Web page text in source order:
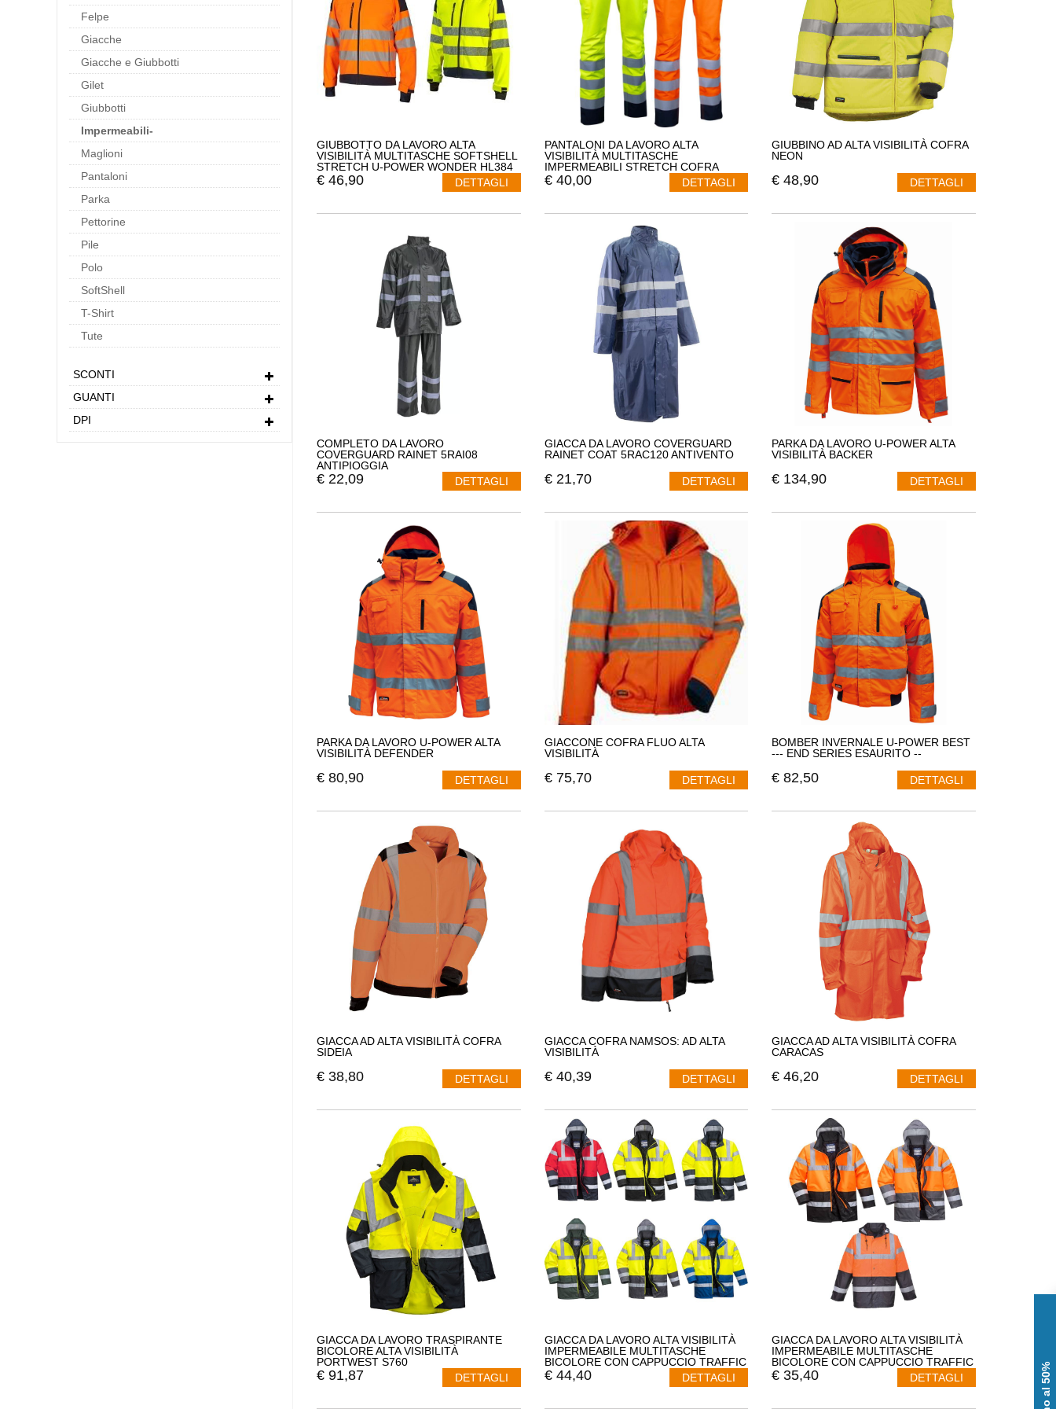
Felpe
Giacche
Giacche e Giubbotti
Gilet
Giubbotti
Impermeabili-
Maglioni
Pantaloni
Parka
Pettorine
Pile
Polo
SoftShell
T-Shirt
Tute
SCONTI
GUANTI
DPI
GIUBBOTTO DA LAVORO ALTA
VISIBILITÀ MULTITASCHE SOFTSHELL
STRETCH U-POWER WONDER HL384
€ 46,90 DETTAGLI
PANTALONI DA LAVORO ALTA
VISIBILITÀ MULTITASCHE
IMPERMEABILI STRETCH COFRA
ALUMBRES V636-0
€ 40,00 DETTAGLI
GIUBBINO AD ALTA VISIBILITÀ COFRA
NEON
€ 48,90 DETTAGLI
COMPLETO DA LAVORO
COVERGUARD RAINET 5RAI08
ANTIPIOGGIA
€ 22,09 DETTAGLI
GIACCA DA LAVORO COVERGUARD
RAINET COAT 5RAC120 ANTIVENTO
€ 21,70 DETTAGLI
PARKA DA LAVORO U-POWER ALTA
VISIBILITÀ BACKER
€ 134,90 DETTAGLI
PARKA DA LAVORO U-POWER ALTA
VISIBILITÀ DEFENDER
€ 80,90 DETTAGLI
GIACCONE COFRA FLUO ALTA
VISIBILITÀ
€ 75,70 DETTAGLI
BOMBER INVERNALE U-POWER BEST
--- END SERIES ESAURITO --
€ 82,50 DETTAGLI
GIACCA AD ALTA VISIBILITÀ COFRA
SIDEIA
€ 38,80 DETTAGLI
GIACCA COFRA NAMSOS: AD ALTA
VISIBILITÀ
€ 40,39 DETTAGLI
GIACCA AD ALTA VISIBILITÀ COFRA
CARACAS
€ 46,20 DETTAGLI
GIACCA DA LAVORO TRASPIRANTE
BICOLORE ALTA VISIBILITÀ
PORTWEST S760
€ 91,87 DETTAGLI
GIACCA DA LAVORO ALTA VISIBILITÀ
IMPERMEABILE MULTITASCHE
BICOLORE CON CAPPUCCIO TRAFFIC
PORTWEST S466
€ 44,40 DETTAGLI
GIACCA DA LAVORO ALTA VISIBILITÀ
IMPERMEABILE MULTITASCHE
BICOLORE CON CAPPUCCIO TRAFFIC
PORTWEST S467
€ 35,40 DETTAGLI